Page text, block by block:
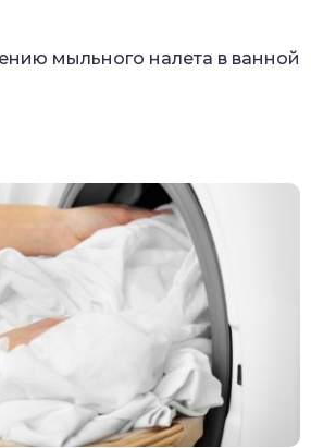
мыльного налета в ванной